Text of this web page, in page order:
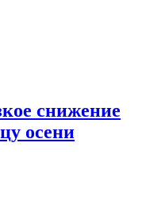
снижение
осени